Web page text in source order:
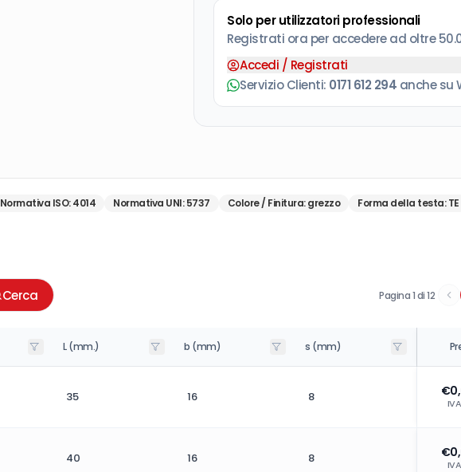
Solo per utilizzatori professionali
Registrati ora per accedere ad oltre
Accedi / Registrati
Servizio Clienti: 0171 612 294 anche su
Normativa ISO:4014 Normativa UNI:5737 Colore / Finitura:grezzo Forma della testa:TE
Cerca Pagina1di12
L (mm.) b (mm) s (mm)
35 16 8 €
40 16 8 €